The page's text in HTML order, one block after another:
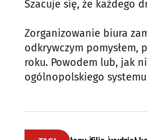
Szacuje się, że każdego
Zorganizowanie biura
odkrywczym pomysłem,
roku. Powodem lub, jak
ogólnopolskiego systemu